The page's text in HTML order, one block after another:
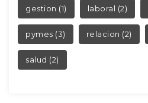
gestion (1) laboral (2)
pyme (3) relacion (2)
alud (2)